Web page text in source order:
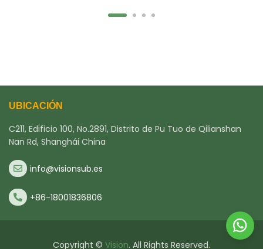
UBICACIÓN
C211, Edificio 100, No.2891, Distrito de Pu Tuo de Qilianshan
Nan Rd, Shanghái China
info@visionsub.es
+86-18001836806
Copyright © Vision. All Rights Reserved.